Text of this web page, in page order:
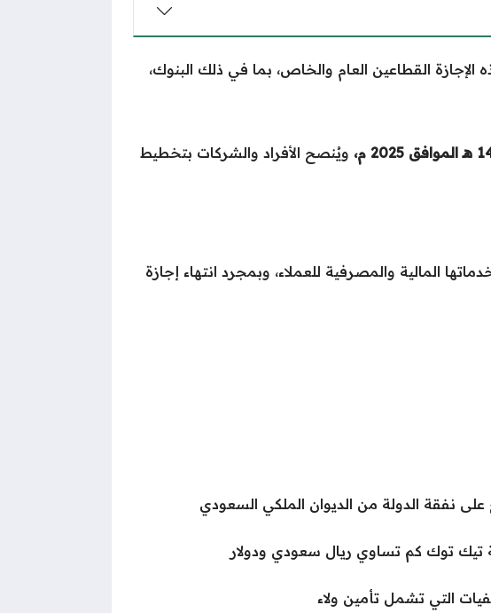
القطاعين العام والخاص، بما في ذلك البنوك،
ويُنصح الأفراد والشركات بتخطيط
الأحد 17 ذو الحجة 1446 هـ الموافق 23 يونيو 2025 م لتقديم خدماتها المالية والمصرفية للعملاء، وبمجرد انتهاء إجازة
نفقة الدولة من الديوان الملكي السعودي
التي تشمل تأمين ولاء